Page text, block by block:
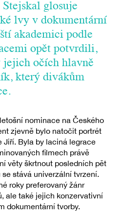
glosuje
lvy v dokumentární
akademici podle
opět potvrdili,
jejich očích hlavně
který divákům
nominace na Českého
zjevně bylo natočit portrét
Jiří. Byla by laciná legrace
filmech právě
věty škrtnout posledních pět
stává univerzální tvrzení.
roky preferovaný žánr
ale také jejich konzervativní
dokumentární tvorby.